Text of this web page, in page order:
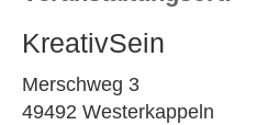
KreativSein
Merschweg 3
49492 Westerkappeln